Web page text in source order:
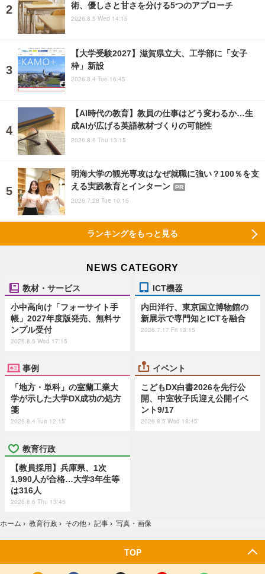
術、優しさと甘さを分ける5つのアプローチ
2026.8.5 Wed 14:15
【大学受験2027】滋賀県立大、工学部に「女子
枠」新設
2026.8.4 Tue 16:45
【AI時代の教育】教員の仕事はどう変わるか…生
成AIが広げる英語教材づくりの可能性
2026.8.6 Thu 13:15
明海大学の観光専攻はなぜ就職に強い？100％を支
える実践教育とインターン
PR
2026.7.28 Tue 10:15
ランキングをもっと見る
NEWS CATEGORY
教材・サービス
小中高向け「フォーサイト手
帳」2027年度版発売、無料サ
ンプル受付
2026.8.5 Wed 17:15
ICT機器
内田洋行、東京国立博物館の
新展示で専門知とICTを融合
2026.7.17 Fri 13:15
事例
「地方・単科」の室蘭工業大
学が示した大学DX成功の処方
箋
2026.8.4 Tue 12:15
イベント
こどもDX白書2026を先行公
開、中室牧子氏迎え公開イベ
ント9/17
2026.8.5 Wed 18:45
教育行政
【教員採用】兵庫県、1次
1,990人が合格…大学3年生等
は316人
2026.8.6 Thu 13:45
ホーム › 教育行政 › その他 › 記事 › 写真・画像
TOP